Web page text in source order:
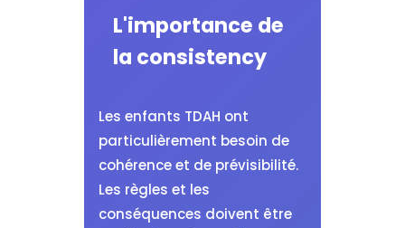
L'importance de
la consistency
Les enfants TDAH ont
particulièrement besoin de
cohérence et de prévisibilité.
Les règles et les
conséquences doivent être